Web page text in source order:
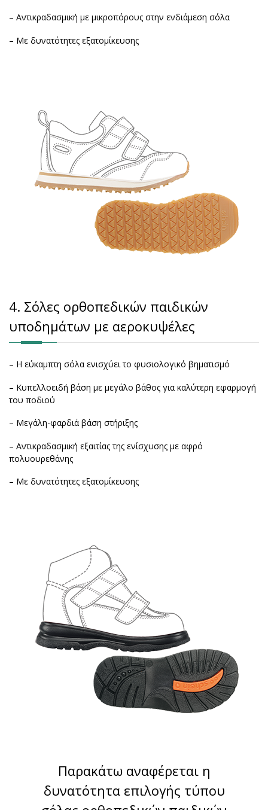
– Αντικραδασμική με μικροπόρους στην ενδιάμεση σόλα
– Με δυνατότητες εξατομίκευσης
4. Σόλες ορθοπεδικών παιδικών
υποδημάτων με αεροκυψέλες
– Η εύκαμπτη σόλα ενισχύει το φυσιολογικό βηματισμό
– Κυπελλοειδή βάση με μεγάλο βάθος για καλύτερη εφαρμογή
του ποδιού
– Μεγάλη-φαρδιά βάση στήριξης
– Αντικραδασμική εξαιτίας της ενίσχυσης με αφρό
πολυουρεθάνης
– Με δυνατότητες εξατομίκευσης
Παρακάτω αναφέρεται η
δυνατότητα επιλογής τύπου